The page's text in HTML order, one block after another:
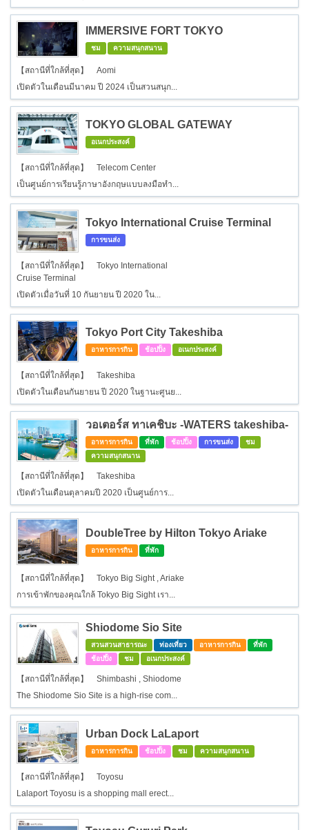
IMMERSIVE FORT TOKYO
ชม ความสนุกสนาน
【สถานีที่ใกล้ที่สุด】 Aomi
เปิดตัวในเดือนมีนาคม ปี 2024 เป็นสวนสนุก...
TOKYO GLOBAL GATEWAY
อเนกประสงค์
【สถานีที่ใกล้ที่สุด】 Telecom Center
เป็นศูนย์การเรียนรู้ภาษาอังกฤษแบบลงมือทำ...
Tokyo International Cruise Terminal
การขนส่ง
【สถานีที่ใกล้ที่สุด】 Tokyo International
Cruise Terminal
เปิดตัวเมื่อวันที่ 10 กันยายน ปี 2020 ใน...
Tokyo Port City Takeshiba
อาหารการกิน ช้อปปิ้ง อเนกประสงค์
【สถานีที่ใกล้ที่สุด】 Takeshiba
เปิดตัวในเดือนกันยายน ปี 2020 ในฐานะศูนย...
วอเตอร์ส ทาเคชิบะ -WATERS takeshiba-
อาหารการกิน ที่พัก ช้อปปิ้ง การขนส่ง
ชม
ความสนุกสนาน
【สถานีที่ใกล้ที่สุด】 Takeshiba
เปิดตัวในเดือนตุลาคมปี 2020 เป็นศูนย์การ...
DoubleTree by Hilton Tokyo Ariake
อาหารการกิน ที่พัก
【สถานีที่ใกล้ที่สุด】 Tokyo Big Sight , Ariake
การเข้าพักของคุณใกล้ Tokyo Big Sight เรา...
Shiodome Sio Site
สวนสวนสาธารณะ ท่องเที่ยว อาหารการกิน
ที่พัก
ช้อปปิ้ง
ชม อเนกประสงค์
【สถานีที่ใกล้ที่สุด】 Shimbashi , Shiodome
The Shiodome Sio Site is a high-rise com...
Urban Dock LaLaport
อาหารการกิน ช้อปปิ้ง ชม ความสนุกสนาน
【สถานีที่ใกล้ที่สุด】 Toyosu
Lalaport Toyosu is a shopping mall erect...